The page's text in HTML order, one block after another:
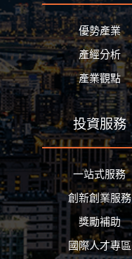
優勢產業
產經分析
產業觀點
投資服務
一站式服務
創新創業服務
獎勵補助
國際人才專區